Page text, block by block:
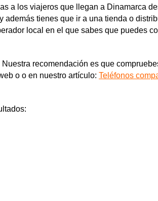
a los viajeros que llegan a Dinamarca
además tienes que ir a una tienda o
local en el que sabes que puedes
recomendación es que
o o en nuestro artículo: Teléfonos